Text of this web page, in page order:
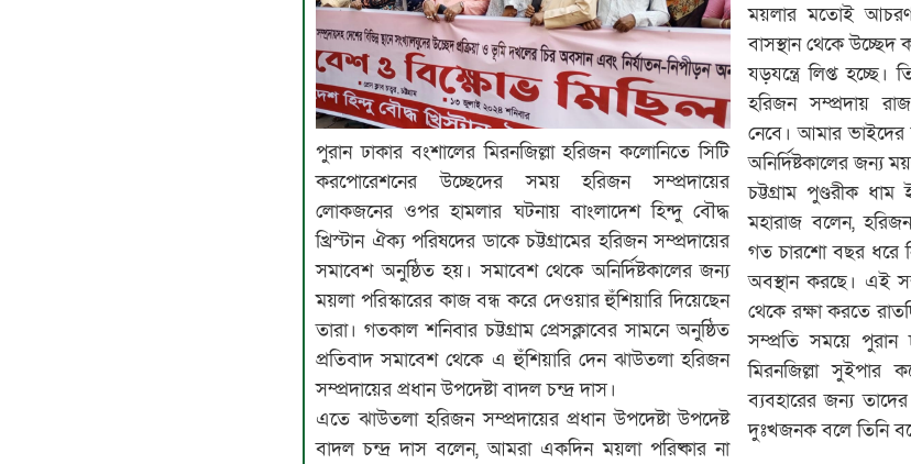
পুরান ঢাকার বংশালের মিরনজিল্লা হরিজন কলোনিতে সিটি
করপোরেশনের উচ্ছেদের সময় হরিজন সম্প্রদায়ের
লোকজনের ওপর হামলার ঘটনায় বাংলাদেশ হিন্দু বৌদ্ধ
খ্রিস্টান ঐক্য পরিষদের ডাকে চট্টগ্রামের হরিজন সম্প্রদায়ের
সমাবেশ অনুষ্ঠিত হয়। সমাবেশ থেকে অনির্দিষ্টকালের জন্য
ময়লা পরিস্কারের কাজ বন্ধ করে দেওয়ার হুঁশিয়ারি দিয়েছেন
তারা। গতকাল শনিবার চট্টগ্রাম প্রেসক্লাবের সামনে অনুষ্ঠিত
প্রতিবাদ সমাবেশ থেকে এ হুঁশিয়ারি দেন ঝাউতলা হরিজন
সম্প্রদায়ের প্রধান উপদেষ্টা বাদল চন্দ্র দাস।
এতে ঝাউতলা হরিজন সম্প্রদায়ের প্রধান উপদেষ্টা উপদেষ্ট
বাদল চন্দ্র দাস বলেন, আমরা একদিন ময়লা পরিষ্কার না
ময়লার মতোই আচরণ
বাসস্থান থেকে
যড়যন্ত্রে লিপ্ত
হরিজন সম্প্রদায়
নেবে। আমার
অনির্দিষ্টকালের জন্য
চট্টগ্রাম পুণ্ডরীক
মহারাজ বলেন,
গত চারশো বছর ধরে
অবস্থান করছে। এই
থেকে রক্ষা করতে
সম্প্রতি সময়ে
মিরনজিল্লা সুইপার
ব্যবহারের জন্য
দুঃখজনক বলে তিনি